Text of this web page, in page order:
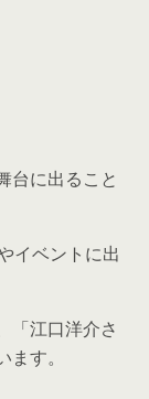
台に出ること
イベントに出
「江口洋介さ
す。